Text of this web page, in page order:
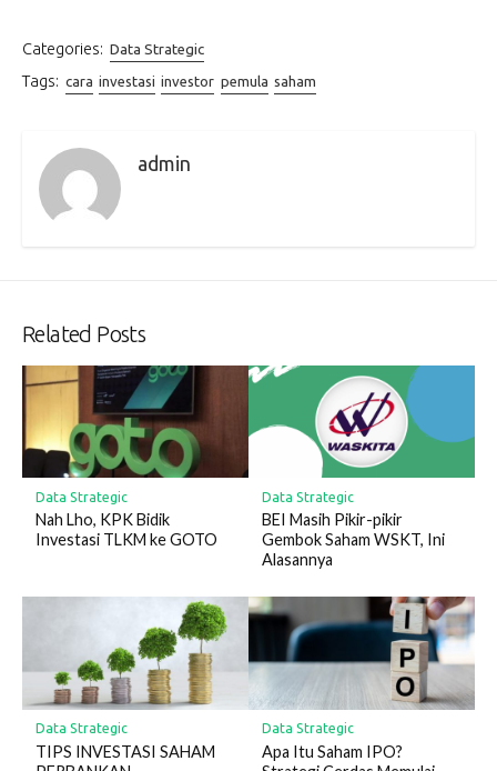
Categories: Data Strategic
Tags: cara investasi investor pemula saham
admin
Related Posts
Data Strategic
Nah Lho, KPK Bidik
Investasi TLKM ke GOTO
Data Strategic
BEI Masih Pikir-pikir
Gembok Saham WSKT, Ini
Alasannya
Data Strategic
TIPS INVESTASI SAHAM
Data Strategic
Apa Itu Saham IPO?